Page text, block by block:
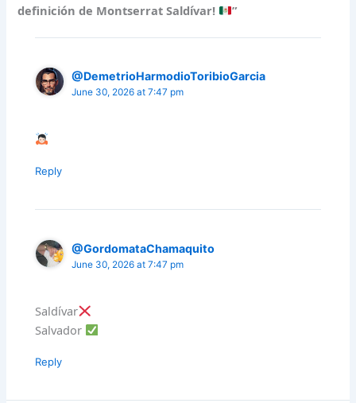
definición de Montserrat Saldívar!
”
@DemetrioHarmodioToribioGarcia
June 30, 2026 at 7:47 pm
Reply
@GordomataChamaquito
June 30, 2026 at 7:47 pm
Saldívar
Salvador
Reply